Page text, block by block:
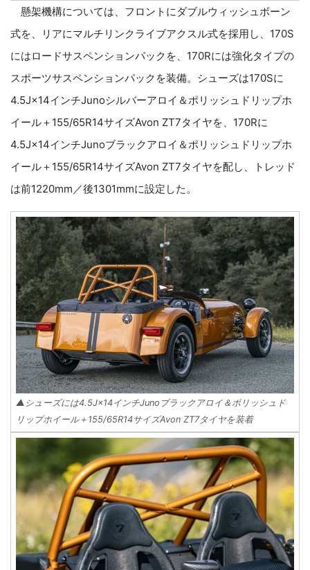
懸架機構については、フロントにダブルウィッシュボーン
式を、リアにマルチリンクライブアクスル式を採用し、170S
にはロードサスペンションパックを、170Rには強化タイプの
スポーツサスペンションパックを装備。シューズは170Sに
4.5J×14インチJunoシルバーアロイ＆ポリッシュドリップホ
イール＋155/65R14サイズAvon ZT7タイヤを、170Rに
4.5J×14インチJunoブラックアロイ＆ポリッシュドリップホ
イール＋155/65R14サイズAvon ZT7タイヤを配し、トレッド
は前1220mm／後1301mmに設定した。
▲シューズには4.5J×14インチJunoブラックアロイ＆ポリッシュド
リップホイール＋155/65R14サイズAvon ZT7タイヤを装着